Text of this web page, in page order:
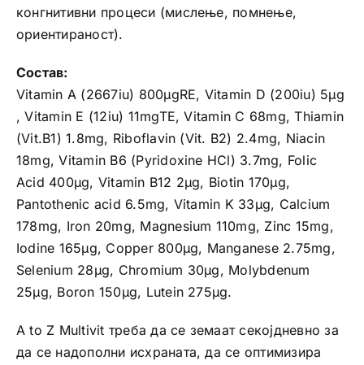
конгнитивни процеси (мислење, помнење,
ориентираност).
Состав:
Vitamin A (2667iu) 800μgRE, Vitamin D (200iu) 5μg
, Vitamin E (12iu) 11mgTE, Vitamin C 68mg, Thiamin
(Vit.B1) 1.8mg, Riboflavin (Vit. B2) 2.4mg, Niacin
18mg, Vitamin B6 (Pyridoxine HCl) 3.7mg, Folic
Acid 400μg, Vitamin B12 2μg, Biotin 170μg,
Pantothenic acid 6.5mg, Vitamin K 33μg, Calcium
178mg, Iron 20mg, Magnesium 110mg, Zinc 15mg,
Iodine 165μg, Copper 800μg, Manganese 2.75mg,
Selenium 28μg, Chromium 30μg, Molybdenum
25μg, Boron 150μg, Lutein 275μg.
А to Z Multivit треба да се земаат секојдневно за
да се надополни исхраната, да се оптимизира